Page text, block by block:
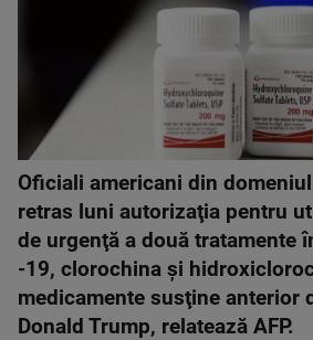
Oficiali americani din
retras luni autorizaţia pentru
de urgenţă a două tratamente
-19, clorochina şi
medicamente susţine anterior
Donald Trump, relatează AFP.